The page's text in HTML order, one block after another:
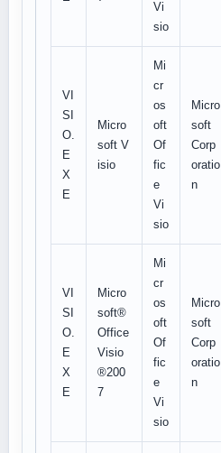
Vi
sio
VI
SI
O.
E
X
E
Micro
soft V
isio
Mi
cr
os
oft
Of
fic
e
Vi
sio
Micro
soft
Corp
oratio
n
VI
SI
O.
E
X
E
Micro
soft®
Office
Visio
®200
7
Mi
cr
os
oft
Of
fic
e
Vi
sio
Micro
soft
Corp
oratio
n